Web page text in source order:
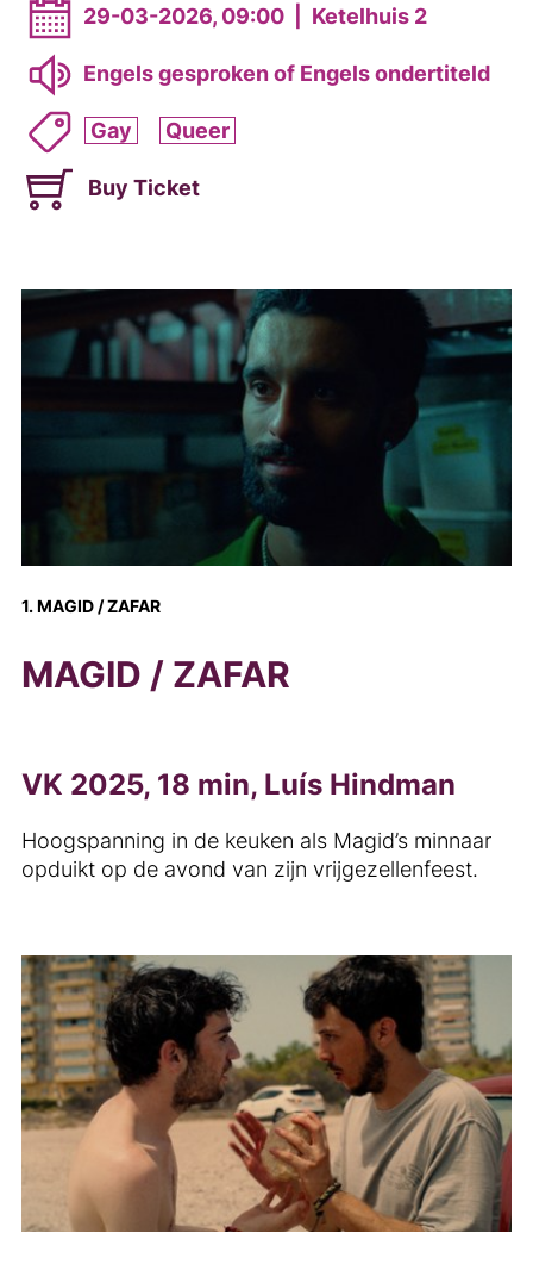
29-03-2026, 09:00
Ketelhuis 2
Engels gesproken of Engels ondertiteld
Gay Queer
Buy Ticket
1. MAGID / ZAFAR
MAGID / ZAFAR
VK 2025, 18 min, Luís Hindman
Hoogspanning in de keuken als Magid’s minnaar
opduikt op de avond van zijn vrijgezellenfeest.